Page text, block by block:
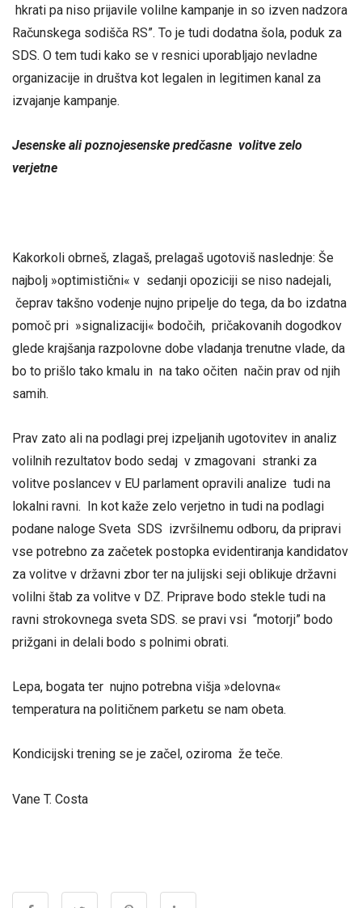
hkrati pa niso prijavile volilne kampanje in so izven nadzora
Računskega sodišča RS”. To je tudi dodatna šola, poduk za
SDS. O tem tudi kako se v resnici uporabljajo nevladne
organizacije in društva kot legalen in legitimen kanal za
izvajanje kampanje.
Jesenske ali poznojesenske predčasne volitve zelo
verjetne
Kakorkoli obrneš, zlagaš, prelagaš ugotoviš naslednje: Še
najbolj »optimistični« v sedanji opoziciji se niso nadejali,
čeprav takšno vodenje nujno pripelje do tega, da bo izdatna
pomoč pri »signalizaciji« bodočih, pričakovanih dogodkov
glede krajšanja razpolovne dobe vladanja trenutne vlade, da
bo to prišlo tako kmalu in na tako očiten način prav od njih
samih.
Prav zato ali na podlagi prej izpeljanih ugotovitev in analiz
volilnih rezultatov bodo sedaj v zmagovani stranki za
volitve poslancev v EU parlament opravili analize tudi na
lokalni ravni. In kot kaže zelo verjetno in tudi na podlagi
podane naloge Sveta SDS izvršilnemu odboru, da pripravi
vse potrebno za začetek postopka evidentiranja kandidatov
za volitve v državni zbor ter na julijski seji oblikuje državni
volilni štab za volitve v DZ. Priprave bodo stekle tudi na
ravni strokovnega sveta SDS. se pravi vsi “motorji” bodo
prižgani in delali bodo s polnimi obrati.
Lepa, bogata ter nujno potrebna višja »delovna«
temperatura na političnem parketu se nam obeta.
Kondicijski trening se je začel, oziroma že teče.
Vane T. Costa